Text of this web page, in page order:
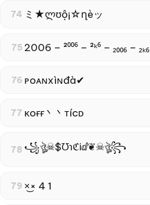
74 ミ★ლʊộ¡☆ղèッ
75 2006 – ²⁰⁰⁶ – ²ᵏ⁶ – ₂₀₀₆ – ₂ₖ₆
76 ᴘoᴀɴxìɴđà✔
77 κoғғ丶丶тícᴅ
78 ꧁ঔৣ☠︎$℧℩ℭℹ︎ⅆ❦☠︎ঔৣ꧂
79 ×͜× 4 1